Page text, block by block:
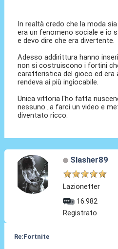
In realtà credo che la moda
era un fenomeno sociale e io
e devo dire che era divertente.
Adesso addirittura hanno
non si costruiscono i fortini
caratteristica del gioco ed era
rendeva ai più ingiocabile.
Unica vittoria l'ho fatta
nessuno...a farci un video e
diventato ricco.
Slasher89
Lazionetter
16.982
Registrato
Re:Fortnite